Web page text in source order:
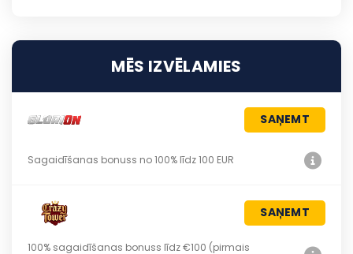
MĒS IZVĒLAMIES
SAŅEMT
Sagaidīšanas bonuss no 100% līdz 100 EUR
SAŅEMT
100% sagaidīšanas bonuss līdz €100 (pirmais